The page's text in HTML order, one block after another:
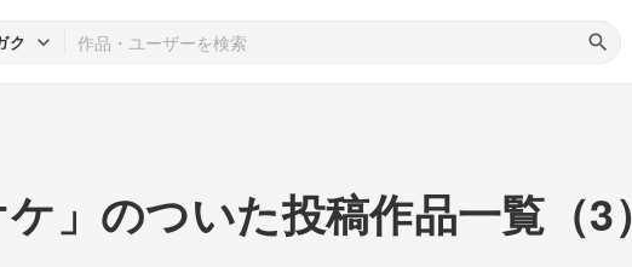
ク
」のついた投稿作品一覧（3）